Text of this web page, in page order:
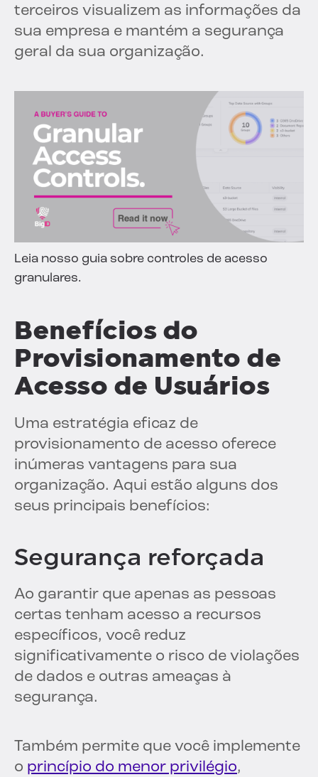
terceiros visualizem as informações da
sua empresa e mantém a segurança
geral da sua organização.
Leia nosso guia sobre controles de acesso
granulares.
Benefícios do
Provisionamento de
Acesso de Usuários
Uma estratégia eficaz de
provisionamento de acesso oferece
inúmeras vantagens para sua
organização. Aqui estão alguns dos
seus principais benefícios:
Segurança reforçada
Ao garantir que apenas as pessoas
certas tenham acesso a recursos
específicos, você reduz
significativamente o risco de violações
de dados e outras ameaças à
segurança.
Também permite que você implemente
o princípio do menor privilégio,